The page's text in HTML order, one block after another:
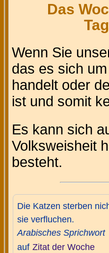
Das
Wenn Sie
das es sich
handelt oder
ist und somit
Es kann sich
Volksweisheit
besteht.
Die Katzen sterben
sie verfluchen.
Arabisches Sprichwort
auf Zitat der Woche